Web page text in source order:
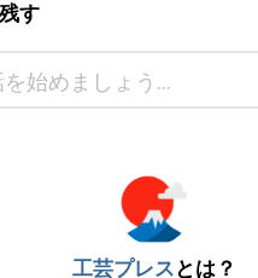
す
工芸プレス とは？